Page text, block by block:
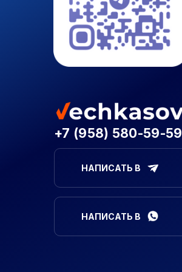
+7 (958) 580-59-59
НАПИСАТЬ В
НАПИСАТЬ В